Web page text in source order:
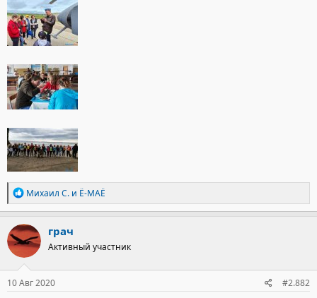
Р
е
а
к
ц
и
и
:
Михаил С. и Ё-МАЁ
грач
Активный участник
10 Авг 2020 #2.882